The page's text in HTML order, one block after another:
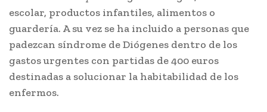
escolar, productos infantiles, alimentos o
guardería. A su vez se ha incluido a personas que
padezcan síndrome de Diógenes dentro de los
gastos urgentes con partidas de 400 euros
destinadas a solucionar la habitabilidad de los
enfermos.